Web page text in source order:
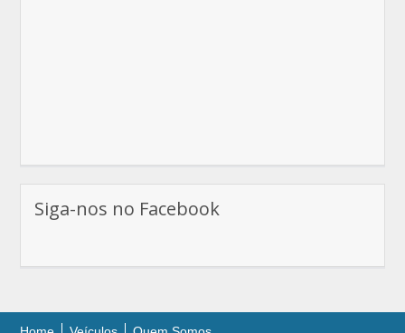
Siga-nos no Facebook